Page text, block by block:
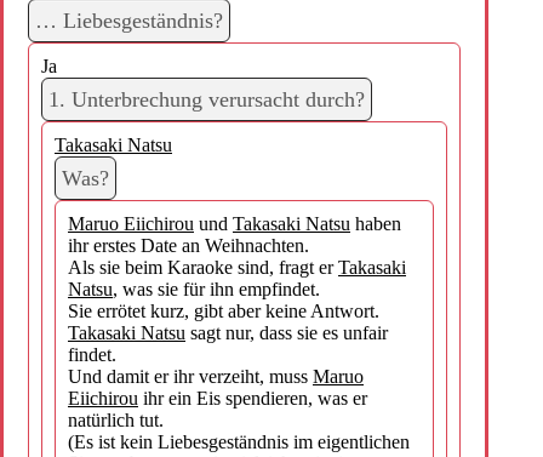
… Liebesgeständnis?
Ja
1. Unterbrechung verursacht durch?
Takasaki Natsu
Was?
Maruo Eiichirou und Takasaki Natsu haben
ihr erstes Date an Weihnachten.
Als sie beim Karaoke sind, fragt erTakasaki
Natsu, was sie für ihn empfindet.
Sie errötet kurz, gibt aber keine Antwort.
Takasaki Natsu sagt nur, dass sie es unfair
findet.
Und damit er ihr verzeiht, muss Maruo
Eiichirou ihr ein Eis spendieren, was er
natürlich tut.
(Es ist kein Liebesgeständnis im eigentlichen